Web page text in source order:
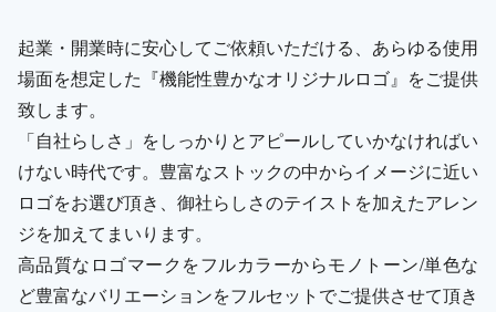
起業・開業時に安心してご依頼いただける、あらゆる使用
場面を想定した『機能性豊かなオリジナルロゴ』をご提供
致します。
「自社らしさ」をしっかりとアピールしていかなければい
けない時代です。豊富なストックの中からイメージに近い
ロゴをお選び頂き、御社らしさのテイストを加えたアレン
ジを加えてまいります。
高品質なロゴマークをフルカラーからモノトーン/単色な
ど豊富なバリエーションをフルセットでご提供させて頂き